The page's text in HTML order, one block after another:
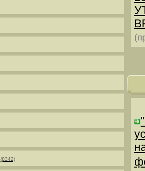
(8342)